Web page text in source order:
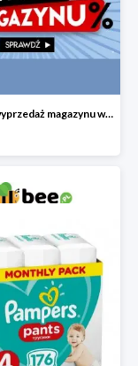
Zimowa wyprzedaż magazynu w Bee do -60%